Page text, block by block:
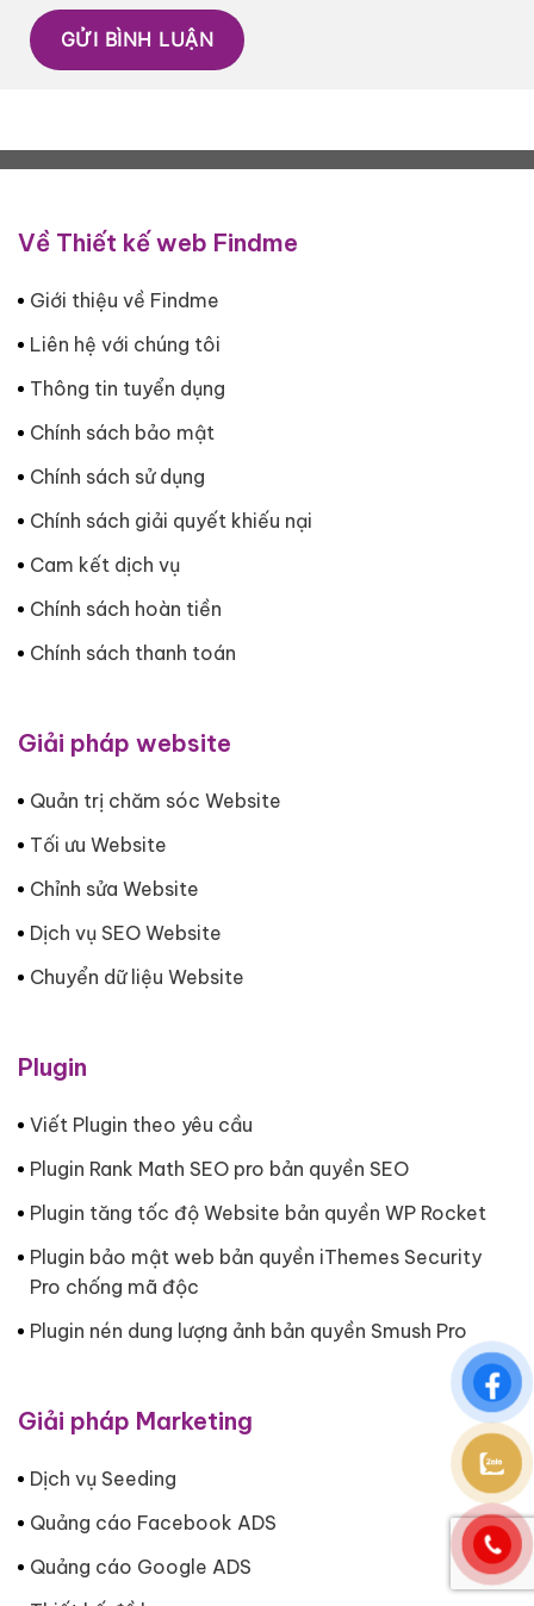
Về Thiết kế web Findme
Giới thiệu về Findme
Liên hệ với chúng tôi
Thông tin tuyển dụng
Chính sách bảo mật
Chính sách sử dụng
Chính sách giải quyết khiếu nại
Cam kết dịch vụ
Chính sách hoàn tiền
Chính sách thanh toán
Giải pháp website
Quản trị chăm sóc Website
Tối ưu Website
Chỉnh sửa Website
Dịch vụ SEO Website
Chuyển dữ liệu Website
Plugin
Viết Plugin theo yêu cầu
Plugin Rank Math SEO pro bản quyền SEO
Plugin tăng tốc độ Website bản quyền WP Rocket
Plugin bảo mật web bản quyền iThemes Security
Pro chống mã độc
Plugin nén dung lượng ảnh bản quyền Smush Pro
Giải pháp Marketing
Dịch vụ Seeding
Quảng cáo Facebook ADS
Quảng cáo Google ADS